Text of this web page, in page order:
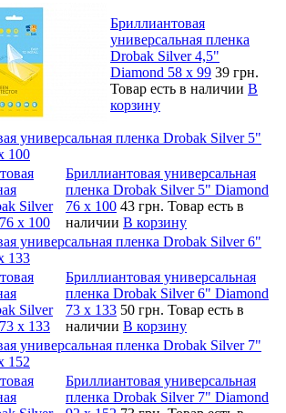
Бриллиантовая
универсальная пленка
Drobak Silver 4,5"
Diamond 58 х 99 39 грн.
Товар есть в наличии В
корзину
универсальная пленка Drobak Silver 5"
100
Бриллиантовая универсальная
пленка Drobak Silver 5" Diamond
76 х 100 43 грн. Товар есть в
наличии В корзину
универсальная пленка Drobak Silver 6"
133
Бриллиантовая универсальная
пленка Drobak Silver 6" Diamond
73 х 133 50 грн. Товар есть в
наличии В корзину
универсальная пленка Drobak Silver 7"
152
Бриллиантовая универсальная
пленка Drobak Silver 7" Diamond